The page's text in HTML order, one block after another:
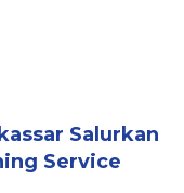
Salurkan
Service